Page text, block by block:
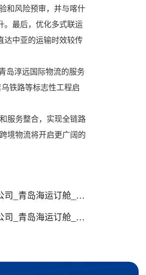
和风险预审，并与喀什
。最后，优化多式联运
达中亚的运输时效较传
岛淳远国际物流的服务
铁路等标志性工程启
服务整合，实现全链路
境物流将开启更广阔的
舱_青岛海运代理
舱_青岛海运代理